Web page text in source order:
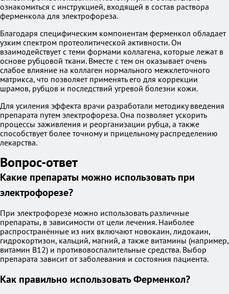
ознакомиться с инструкцией, входящей в состав раствора
ферменкола для электрофореза.
Благодаря специфическим компонентам ферменкол обладает
узким спектром протеолитической активности. Он
взаимодействует с теми формами коллагена, которые лежат в
основе рубцовой ткани. Вместе с тем он оказывает очень
слабое влияние на коллаген нормального межклеточного
матрикса, что позволяет применять его для коррекции
шрамов, рубцов и последствий угревой болезни кожи.
Для усиления эффекта врачи разработали методику введения
препарата путем электрофореза. Она позволяет ускорить
процессы заживления и реорганизации рубца, а также
способствует более точному и прицельному распределению
лекарства.
Вопрос-ответ
Какие препараты можно использовать при
электрофорезе?
При электрофорезе можно использовать различные
препараты, в зависимости от цели лечения. Наиболее
распространённые из них включают новокаин, лидокаин,
гидрокортизон, кальций, магний, а также витамины (например,
витамин B12) и противовоспалительные средства. Выбор
препарата зависит от заболевания и состояния пациента.
Как правильно использовать Ферменкол?